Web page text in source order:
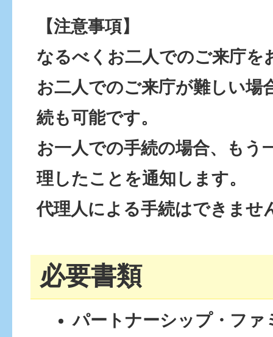
【注意事項】
なるべくお二人でのご来庁を
お二人でのご来庁が難しい場
続も可能です。
お一人での手続の場合、もう
理したことを通知します。
代理人による手続はできませ
必要書類
パートナーシップ・ファ